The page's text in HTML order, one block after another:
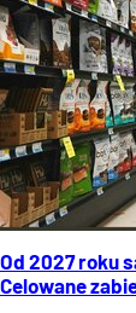
Od 2027 roku
Celowane